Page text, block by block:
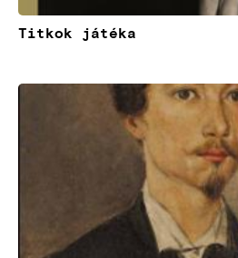
Titkok játéka
Kép